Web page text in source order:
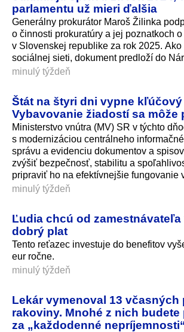
parlamentu už mieri ďalšia
Generálny prokurátor Maroš Žilinka
o činnosti prokuratúry a jej poznatkoch
v Slovenskej republike za rok 2025. Ako
sociálnej sieti, dokument predloží do
minulý týždeň
Štát na štyri dni vypne
Vybavovanie žiadostí sa môže
Ministerstvo vnútra (MV) SR v týchto
s modernizáciou centrálneho
správu a evidenciu dokumentov a
zvýšiť bezpečnosť, stabilitu a
pripraviť ho na efektívnejšie fungovanie
minulý týždeň
Ľudia chcú od zamestnávateľa
dobrý plat
Tento reťazec investuje do benefitov
eur ročne.
minulý týždeň
Lekár vymenoval 13 včasných
rakoviny. Mnohé z nich
za „každodenné nepríjemnosti“